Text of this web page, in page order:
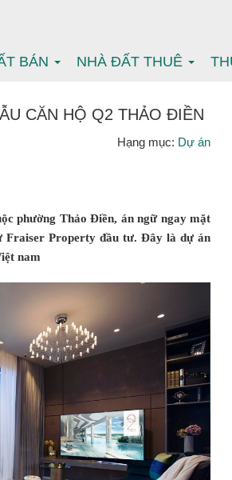
BÁN NHÀ ĐẤT THUÊ
CĂN HỘ Q2 THẢO ĐIỀN
Hạng mục: Dự án
phường Thảo Điền, án ngữ ngay mặt
Fraiser Property đầu tư. Đây là dự án
nam